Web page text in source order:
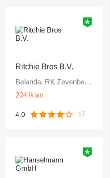
Ritchie Bros B.V.
Belanda, RK Zevenbergen
204 iklan
4.0 172 ulasan